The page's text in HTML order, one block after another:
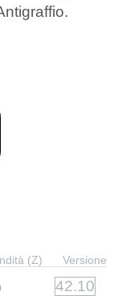
(Z) Versione
42.10